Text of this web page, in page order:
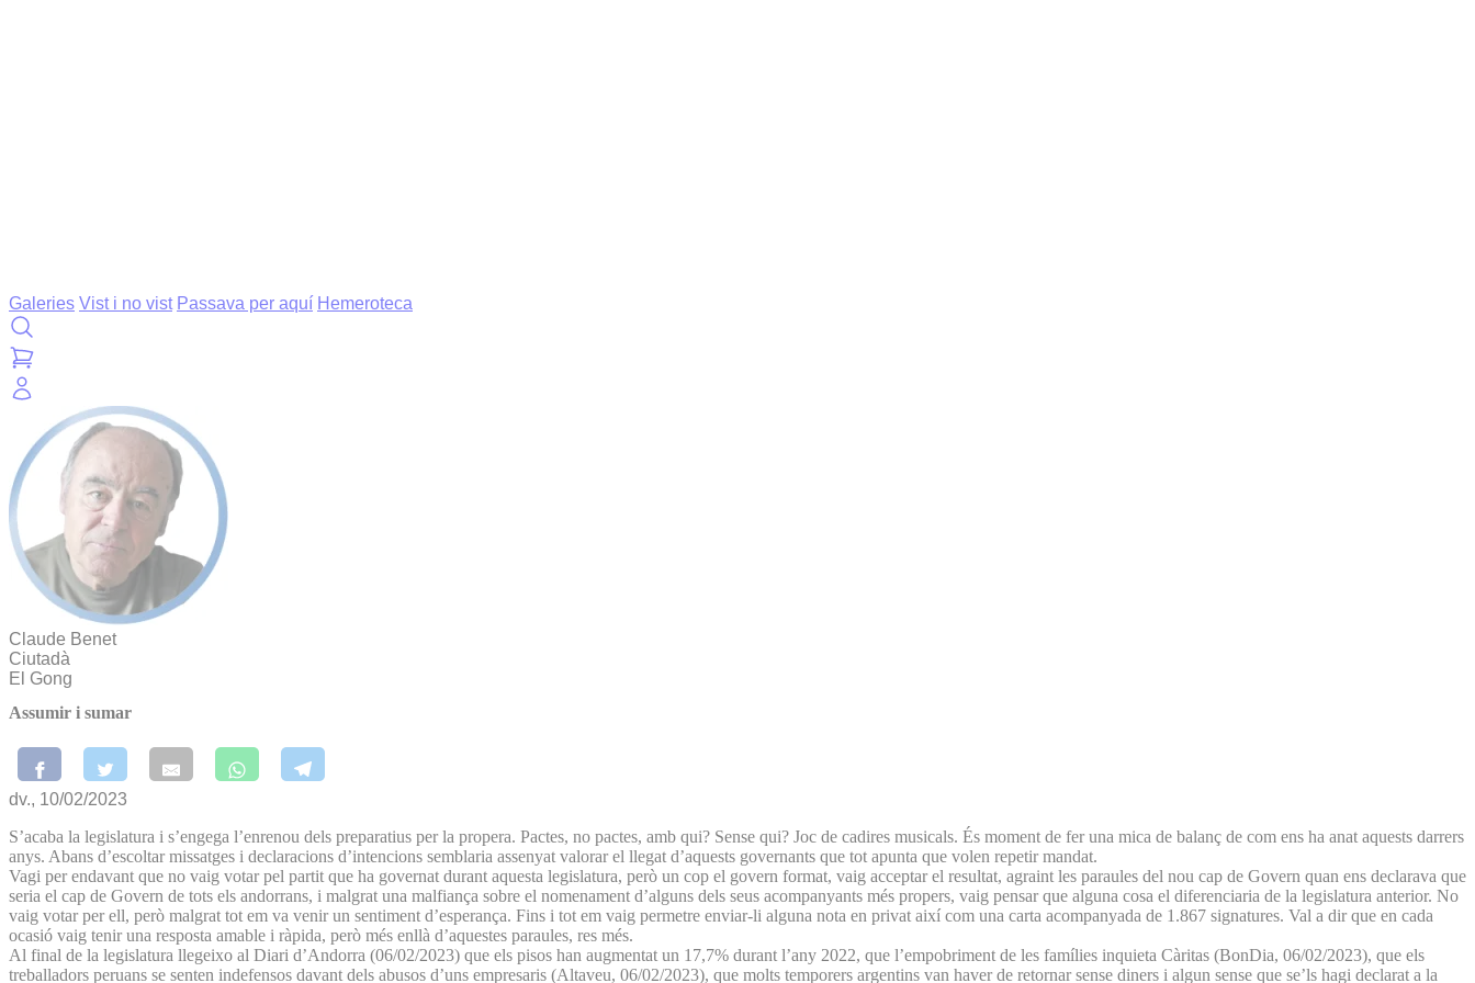
Galeries Vist i no vist Passava per aquí Hemeroteca
Claude Benet
Ciutadà
El Gong
Assumir i sumar
dv., 10/02/2023
S’acaba la legislatura i s’engega l’enrenou dels preparatius per la propera. Pactes, no pactes, amb qui? Sense qui? Joc de cadires musicals. És moment de fer una mica de balanç de com ens ha anat aquests darrers
anys. Abans d’escoltar missatges i declaracions d’intencions semblaria assenyat valorar el llegat d’aquests governants que tot apunta que volen repetir mandat.
Vagi per endavant que no vaig votar pel partit que ha governat durant aquesta legislatura, però un cop el govern format, vaig acceptar el resultat, agraint les paraules del nou cap de Govern quan ens declarava que
seria el cap de Govern de tots els andorrans, i malgrat una malfiança sobre el nomenament d’alguns dels seus acompanyants més propers, vaig pensar que alguna cosa el diferenciaria de la legislatura anterior. No
vaig votar per ell, però malgrat tot em va venir un sentiment d’esperança. Fins i tot em vaig permetre enviar-li alguna nota en privat així com una carta acompanyada de 1.867 signatures. Val a dir que en cada
ocasió vaig tenir una resposta amable i ràpida, però més enllà d’aquestes paraules, res més.
Al final de la legislatura llegeixo al Diari d’Andorra (06/02/2023) que els pisos han augmentat un 17,7% durant l’any 2022, que l’empobriment de les famílies inquieta Càritas (BonDia, 06/02/2023), que els
treballadors peruans se senten indefensos davant dels abusos d’uns empresaris (Altaveu, 06/02/2023), que molts temporers argentins van haver de retornar sense diners i algun sense que se’ls hagi declarat a la